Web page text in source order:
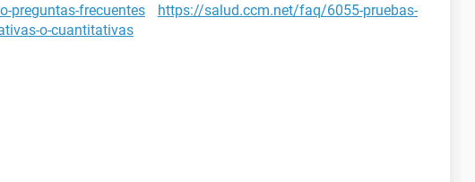
preguntas-frecuentes
https://salud.ccm.net/faq/6055-pruebas-
o-cuantitativas